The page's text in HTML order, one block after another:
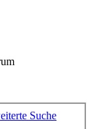
Suche